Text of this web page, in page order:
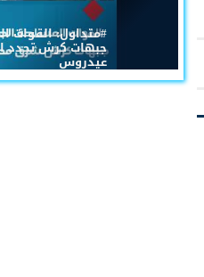
#متداول: القوات
جبهات كرش تجدد
عيدروس